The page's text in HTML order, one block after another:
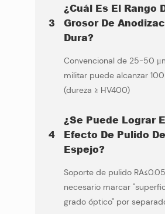
3
¿Cuál Es El Rango
Grosor De
Dura?
Convencional de 25-50
militar puede alcanzar
(dureza ≥ HV400)
4
¿Se Puede Lograr
Efecto De Pulido De
Espejo?
Soporte de pulido
necesario marcar
grado óptico" por